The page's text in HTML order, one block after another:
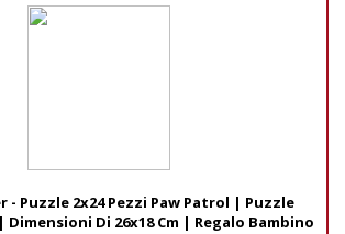
- Puzzle 2x24 Pezzi Paw Patrol | Puzzle
Dimensioni Di 26x18 Cm | Regalo Bambino